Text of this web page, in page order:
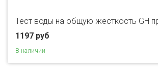
Тест воды на общую жесткость GH
1197 руб
В наличии